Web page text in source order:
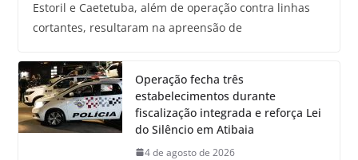
Estoril e Caetetuba, além de operação contra linhas
cortantes, resultaram na apreensão de
Operação fecha três
estabelecimentos durante
fiscalização integrada e reforça Lei
do Silêncio em Atibaia
4 de agosto de 2026